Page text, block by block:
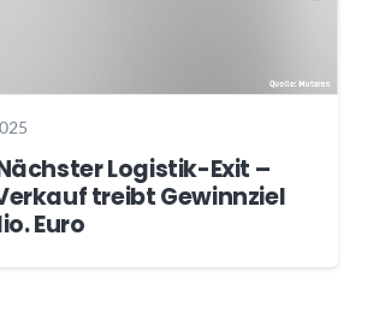
Logistik-Exit –
treibt Gewinnziel
Euro